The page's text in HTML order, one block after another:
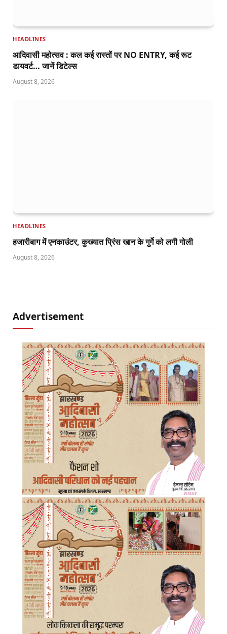
HEADLINES
आदिवासी महोत्सव : कल कई रास्तों पर NO ENTRY, कई रूट
डायवर्ट… जानें डिटेल्स
August 8, 2026
HEADLINES
हजारीबाग में एनकाउंटर, कुख्यात प्रिंस खान के गुर्गे को लगी गोली
August 8, 2026
Advertisement